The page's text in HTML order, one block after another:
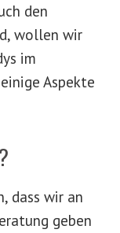
den
wollen wir
im
Aspekte
dass wir an
geben